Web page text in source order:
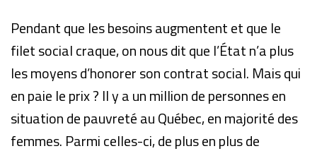
Pendant que les besoins augmentent et que le
filet social craque, on nous dit que l’État n’a plus
les moyens d’honorer son contrat social. Mais qui
en paie le prix ? Il y a un million de personnes en
situation de pauvreté au Québec, en majorité des
femmes. Parmi celles-ci, de plus en plus de